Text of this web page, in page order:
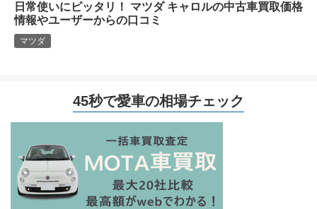
日常使いにピッタリ！ マツダ キャロルの中古車買取価格
情報やユーザーからの口コミ
マツダ
45秒で愛車の相場チェック